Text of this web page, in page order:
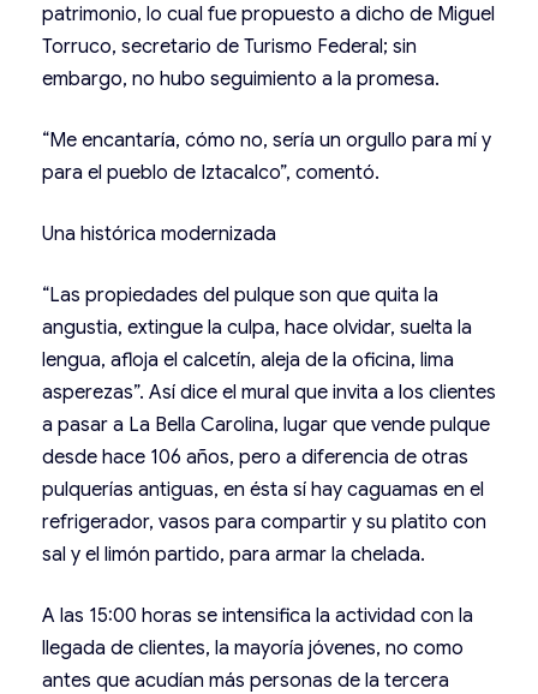
patrimonio, lo cual fue propuesto a dicho de Miguel
Torruco, secretario de Turismo Federal; sin
embargo, no hubo seguimiento a la promesa.
“Me encantaría, cómo no, sería un orgullo para mí y
para el pueblo de Iztacalco”, comentó.
Una histórica modernizada
“Las propiedades del pulque son que quita la
angustia, extingue la culpa, hace olvidar, suelta la
lengua, afloja el calcetín, aleja de la oficina, lima
asperezas”. Así dice el mural que invita a los clientes
a pasar a La Bella Carolina, lugar que vende pulque
desde hace 106 años, pero a diferencia de otras
pulquerías antiguas, en ésta sí hay caguamas en el
refrigerador, vasos para compartir y su platito con
sal y el limón partido, para armar la chelada.
A las 15:00 horas se intensifica la actividad con la
llegada de clientes, la mayoría jóvenes, no como
antes que acudían más personas de la tercera